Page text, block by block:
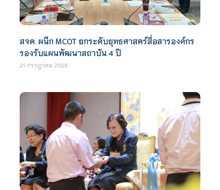
สจด. ผนึก MCOT ยกระดับยุทธศาสตร์สื่อสารองค์กร
รองรับแผนพัฒนาสถาบัน 4 ปี
21 กรกฎาคม 2026